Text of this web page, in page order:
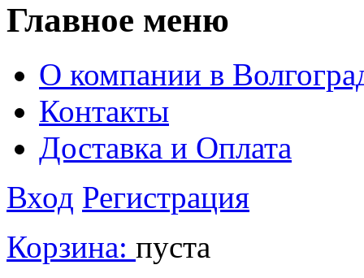
Главное меню
О компании в
Контакты
Доставка и Оплата
Вход Регистрация
Корзина: пуста